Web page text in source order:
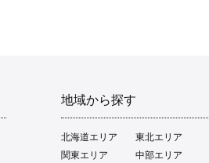
地域から探す
北海道エリア
東北エリア
関東エリア
中部エリア